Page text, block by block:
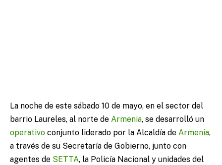
La noche de este sábado 10 de mayo, en el sector del
barrio Laureles, al norte de Armenia, se desarrolló un
operativo conjunto liderado por la Alcaldía de Armenia,
a través de su Secretaría de Gobierno, junto con
agentes de SETTA, la Policía Nacional y unidades del